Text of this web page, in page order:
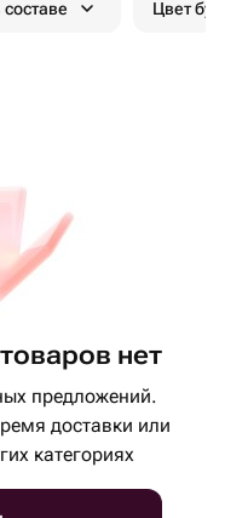
Цвет
нет
предложений.
доставки или
категориях